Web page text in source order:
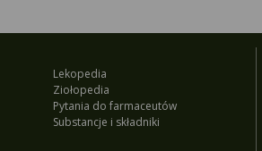
Lekopedia
Ziołopedia
Pytania do farmaceutów
Substancje i składniki